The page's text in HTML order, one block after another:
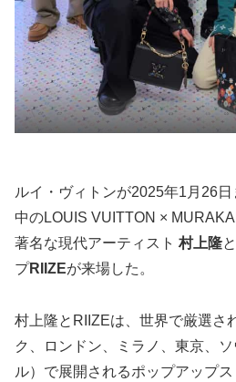
ルイ・ヴィトンが2025年1月26
中のLOUIS VUITTON ×
著名な現代アーティスト 村上隆
プRIIZEが来場した。
村上隆とRIIZEは、世界で厳選さ
ク、ロンドン、ミラノ、東京、
ル）で展開されるポップアップ